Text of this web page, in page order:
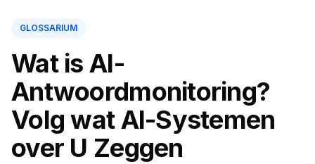
RAIVE
Engine
Concurrentietracking
Oplossingen
Bronnen
Gratis
GLOSSARIUM
Wat is AI-
Antwoordmonitoring?
Volg wat AI-Systemen
over U Zeggen